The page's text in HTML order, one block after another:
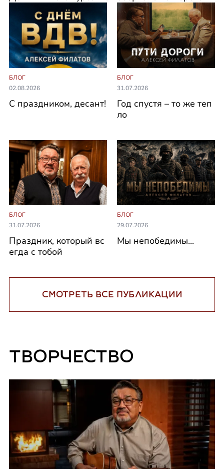
БЛОГ
02.08.2026
С праздником, десант!
БЛОГ
31.07.2026
Год спустя – то же теп
ло
БЛОГ
31.07.2026
Праздник, который вс
егда с тобой
БЛОГ
29.07.2026
Мы непобедимы...
СМОТРЕТЬ ВСЕ ПУБЛИКАЦИИ
ТВОРЧЕСТВО